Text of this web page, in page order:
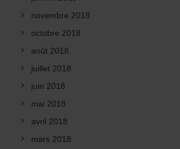
novembre 2018
octobre 2018
août 2018
juillet 2018
juin 2018
mai 2018
avril 2018
mars 2018